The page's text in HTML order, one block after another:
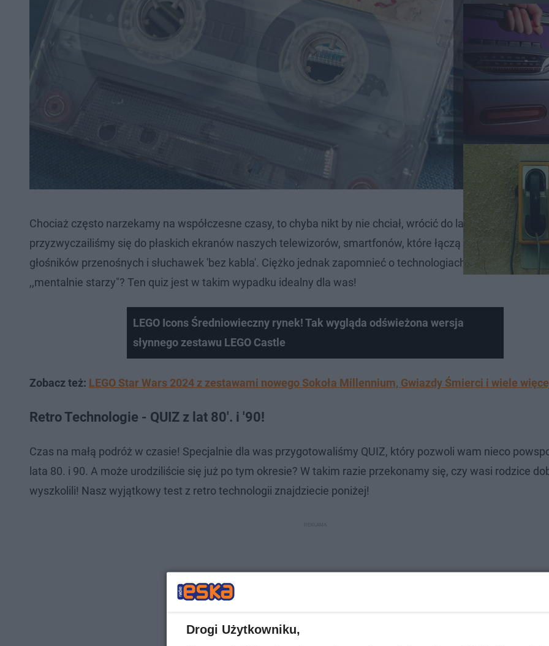
Chociaż często narzekamy na współczesne czasy, to chyba nikt by nie chciał, wrócić do lat 80. i 90! Szybko
przyzwyczailiśmy się do płaskich ekranów naszych telewizorów, smartfonów, które łączą się z internetem,
głośników przenośnych i słuchawek 'bez kabla'. Ciężko jednak zapomnieć o technologiach z przeszłości.
,,mentalnie starzy"? Ten quiz jest w takim wypadku idealny dla was!
LEGO Icons Średniowieczny rynek! Tak wygląda odświeżona wersja
słynnego zestawu LEGO Castle
Zobacz też: LEGO Star Wars 2024 z zestawami nowego Sokoła Millennium, Gwiazdy Śmierci i wiele
Retro Technologie - QUIZ z lat 80'. i '90!
Czas na małą podróż w czasie! Specjalnie dla was przygotowaliśmy QUIZ, który pozwoli wam nieco
lata 80. i 90. A może urodziliście się już po tym okresie? W takim razie przekonamy się, czy wasi rodzice
wyszkolili! Nasz wyjątkowy test z retro technologii znajdziecie poniżej!
Drogi Użytkowniku,